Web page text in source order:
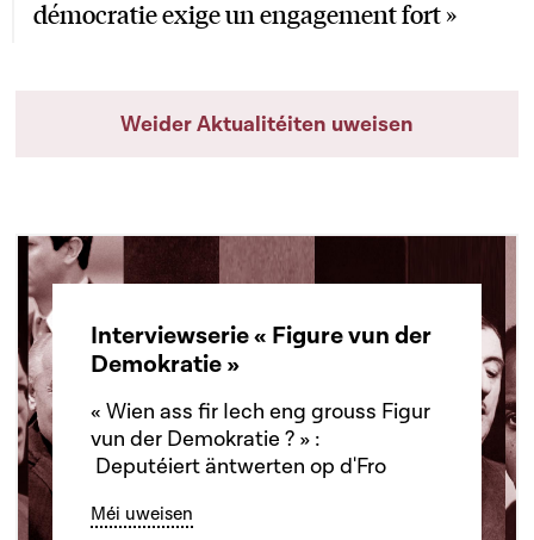
démocratie exige un engagement fort »
Weider Aktualitéiten uweisen
Interviewserie « Figure vun der
Demokratie »
« Wien ass fir Iech eng grouss Figur
vun der Demokratie ? » :
Deputéiert äntwerten op d'Fro
Méi uweisen